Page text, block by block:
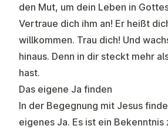
den Mut, um dein Leben in
Vertraue dich ihm an! Er heißt
willkommen. Trau dich! Und
hinaus. Denn in dir steckt mehr
hast.
Das eigene Ja finden
In der Begegnung mit Jesus
eigenes Ja. Es ist ein Bekenntnis